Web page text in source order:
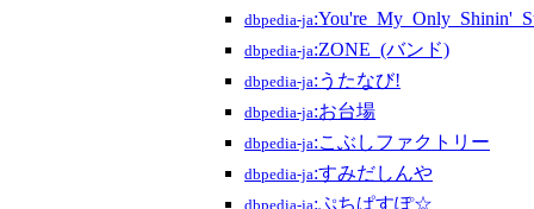
dbpedia-ja
dbpedia-ja:ZONE_(バンド)
dbpedia-ja:うたなび!
dbpedia-ja:お台場
dbpedia-ja:こぶしファクトリー
dbpedia-ja:すみだしんや
:ぷちぱすぽ☆